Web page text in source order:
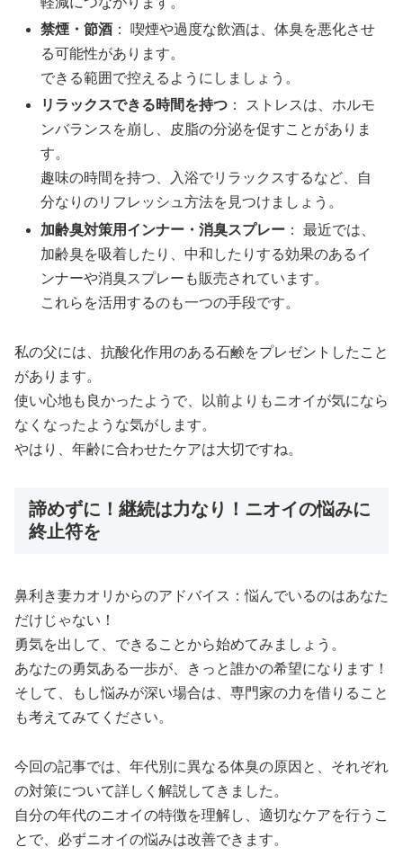
禁煙・節酒 ： 喫煙や過度な飲酒は、体臭を悪化させ
る可能性があります。
できる範囲で控えるようにしましょう。
リラックスできる時間を持つ ： ストレスは、ホルモ
ンバランスを崩し、皮脂の分泌を促すことがありま
す。
趣味の時間を持つ、入浴でリラックスするなど、自
分なりのリフレッシュ方法を見つけましょう。
加齢臭対策用インナー・消臭スプレー ： 最近では、
加齢臭を吸着したり、中和したりする効果のあるイ
ンナーや消臭スプレーも販売されています。
これらを活用するのも一つの手段です。
私の父には、抗酸化作用のある石鹸をプレゼントしたこと
があります。
使い心地も良かったようで、以前よりもニオイが気になら
なくなったような気がします。
やはり、年齢に合わせたケアは大切ですね。
諦めずに！継続は力なり！ニオイの悩みに
終止符を
鼻利き妻カオリからのアドバイス：悩んでいるのはあなた
だけじゃない！
勇気を出して、できることから始めてみましょう。
あなたの勇気ある一歩が、きっと誰かの希望になります！
そして、もし悩みが深い場合は、専門家の力を借りること
も考えてみてください。
今回の記事では、年代別に異なる体臭の原因と、それぞれ
の対策について詳しく解説してきました。
自分の年代のニオイの特徴を理解し、適切なケアを行うこ
とで、必ずニオイの悩みは改善できます。